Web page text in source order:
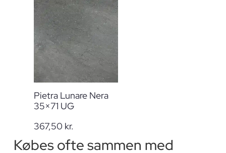
Pietra Lunare Nera
35×71 UG
367,50 kr.
Købes ofte sammen med